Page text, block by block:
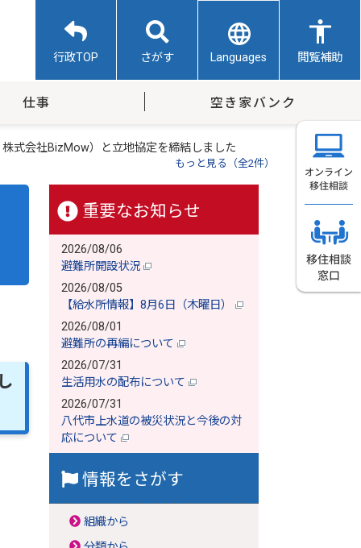
行政TOP さがす Languages 閲覧補助
仕事 空き家バンク
式会社BizMow）と立地協定を締結しました
もっと見る（全2件）
重要なお知らせ
2026/08/06
避難所開設状況
2026/08/05
【給水所情報】8月6日（木曜日）
2026/08/01
避難所の再編について
2026/07/31
生活用水の配布について
2026/07/31
八代市上水道の被災状況と今後の対
応について
情報をさがす
組織から